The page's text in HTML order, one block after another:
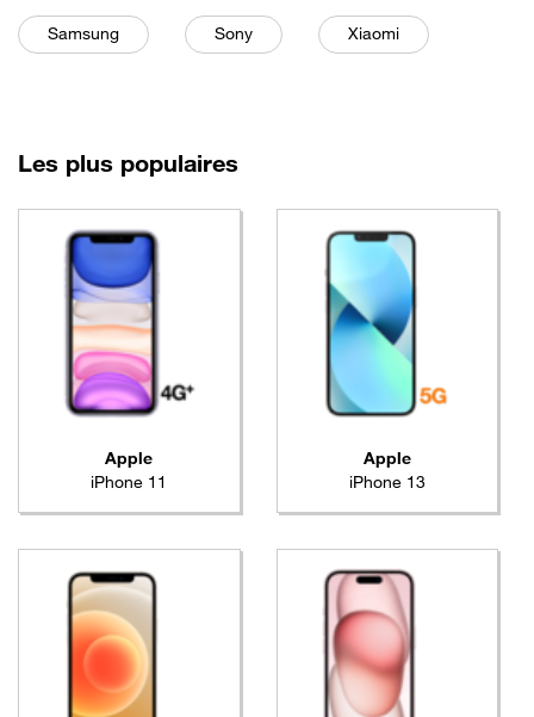
Filtre
Samsungsélectionné Filtre
Sonysélectionné Filtre
Xiaomisélectionné
Les mobiles les
plus populaires
Apple
iPhone 11
Apple
iPhone 13